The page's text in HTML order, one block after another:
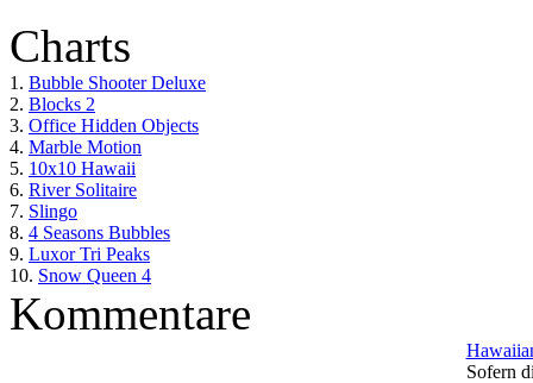
Charts
1. Bubble Shooter Deluxe
2. Blocks 2
3. Office Hidden Objects
4. Marble Motion
5. 10x10 Hawaii
6. River Solitaire
7. Slingo
8. 4 Seasons Bubbles
9. Luxor Tri Peaks
10. Snow Queen 4
Kommentare
Sofern